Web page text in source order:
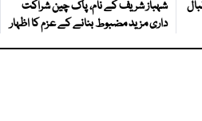
شہباز شریف کے نام، پاک چین شراکت
داری مزید مضبوط بنانے کے عزم کا اظہار